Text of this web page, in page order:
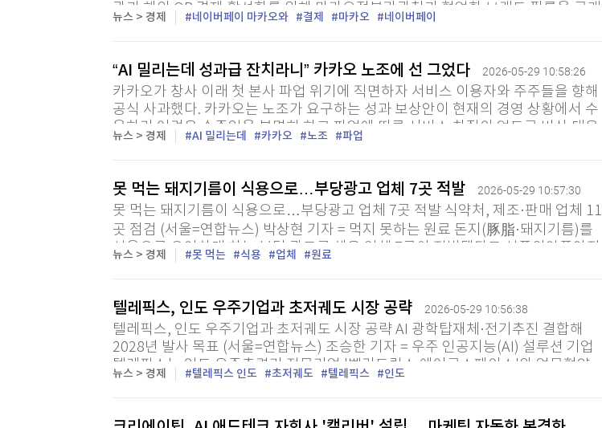
광과 해외 QR 결제 활성화를 위해 마카오정부관광청과 협업한 브랜드 필름을 공개
한다고 29일 밝혔다. 브랜드 필름은 모두 3편으로, 마카오를 여행하며 별도...
뉴스 > 경제 네이버페이 마카오와 결제 마카오 네이버페이
“AI 밀리는데 성과급 잔치라니” 카카오 노조에 선 그었다 2026-05-29 10:58:26
카카오가 창사 이래 첫 본사 파업 위기에 직면하자 서비스 이용자와 주주들을 향해
공식 사과했다. 카카오는 노조가 요구하는 성과 보상안이 현재의 경영 상황에서 수
용하기 어려운 수준임을 분명히 하고 파업에 따른 서비스 차질이 없도로 비상 대응
체계를 가동하겠다고 밝혔다. 29일 카카오에 따르면 본사 노사는 지난...
뉴스 > 경제 AI 밀리는데 카카오 노조 파업
못 먹는 돼지기름이 식용으로…부당광고 업체 7곳 적발 2026-05-29 10:57:30
못 먹는 돼지기름이 식용으로…부당광고 업체 7곳 적발 식약처, 제조·판매 업체 11
곳 점검 (서울=연합뉴스) 박상현 기자 = 먹지 못하는 원료 돈지(豚脂·돼지기름)를
식용으로 오인하게 하는 부당 광고를 해온 업체 7곳이 적발됐다고 식품의약품안전
처가 29일 밝혔다. 원료 돈지는 돼지의 생지방을 가공해 유지 성분을...
뉴스 > 경제 못 먹는 식용 업체 원료
텔레픽스, 인도 우주기업과 초저궤도 시장 공략 2026-05-29 10:56:38
텔레픽스, 인도 우주기업과 초저궤도 시장 공략 AI 광학탑재체·전기추진 결합해
2028년 발사 목표 (서울=연합뉴스) 조승한 기자 = 우주 인공지능(AI) 설루션 기업
텔레픽스는 인도 우주추력기 전문기업 '벨라트릭스 에어로스페이스'와 업무협약
(MOU)을 맺고 초저궤도(VLEO) 위성 개발 협력에 나선다고 29일...
뉴스 > 경제 텔레픽스 인도 초저궤도 텔레픽스 인도